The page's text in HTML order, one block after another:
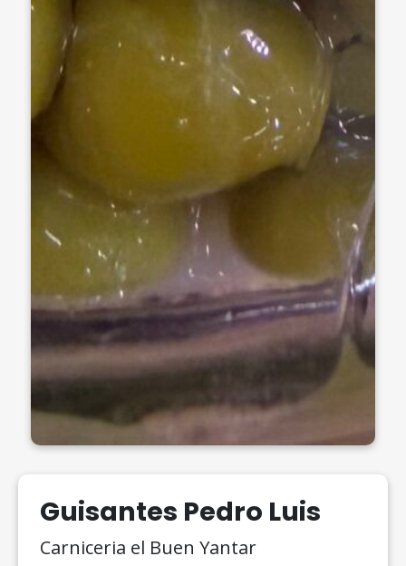
Guisantes Pedro Luis
Carniceria el Buen Yantar